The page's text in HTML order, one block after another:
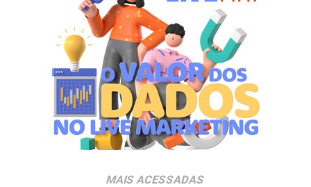
conexão com os tutores. Saber que nosso trabalho
contribui para o propósito da Mars de criar um mundo
melhor para os pets e para as pessoas que cuidam deles
torna essa nova etapa ainda mais significativa”, ressalta
Luana Nardez.
Para o diretor da área, a movimentação reforça a
competitividade da empresa no setor. “A Luana reúne
uma sólida experiência em marketing, inovação e gestão
de marcas. Sua visão de negócios e sua trajetória na
MAIS ACESSADAS